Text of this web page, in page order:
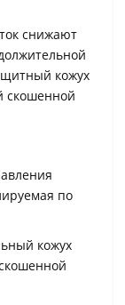
снижают
кожух
скошенной
по
кожух